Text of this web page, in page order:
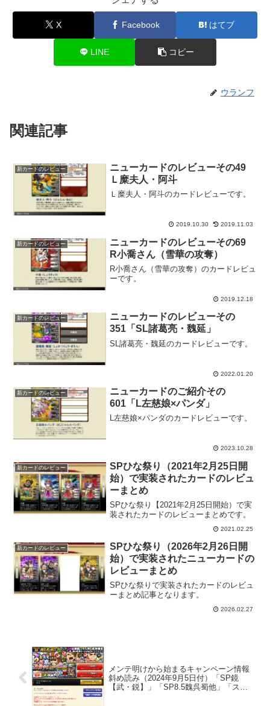
X Facebook はてブ
LINE コピー
ウランフ
関連記事
新カードのレビュー
ニューカードのレビューその49
Ｌ糜夫人・阿斗
Ｌ糜夫人・阿斗のカードレビューです。
2019.10.30 2019.11.03
新カードのレビュー
ニューカードのレビューその69
R小喬さん（雪華の攻奪）
R小喬さん（雪華の攻奪）のカードレビュ
ーです。
2019.12.18
新カードのレビュー
ニューカードのレビューその
351「SL諸葛亮・魏延」
SL諸葛亮・魏延のカードレビューです。
2022.01.20
新カードのレビュー
ニューカードのご紹介その
601「L左慈娘×パンダ」
L左慈娘×パンダのカードレビューです。
2023.10.28
新カードのレビュー
SPひな祭り（2021年2月25日開
始）で実装されたカードのレビュ
ーまとめ
SPひな祭り【2021年2月25日開始）で実
装されたカードのレビューまとめです。
2021.02.25
新カードのレビュー
SPひな祭り（2026年2月26日開
始）で実装されたニューカードの
レビューまとめ
SPひな祭りで実装されたカードのレビュ
ーまとめ記事となります。
2026.02.27
メンテ明けから始まるキャンペーン情報
斜め読み（2024年9月5日付）「SP鏡
【武・鋭】」「SP8.5魏呉蜀他」「ステ